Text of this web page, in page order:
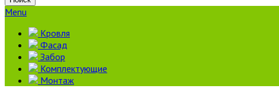
Menu
Кровля
Фасад
Забор
Комплектующие
Монтаж